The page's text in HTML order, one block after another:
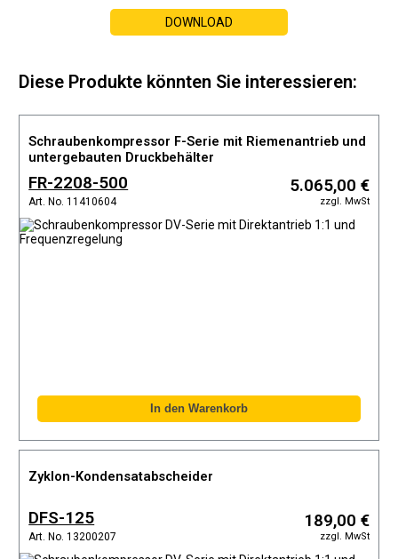
DOWNLOAD
Diese Produkte könnten Sie interessieren:
Schraubenkompressor F-Serie mit Riemenantrieb und
untergebauten Druckbehälter
FR-2208-500
Art. No. 11410604
5.065,00 €
zzgl. MwSt
Zyklon-Kondensatabscheider
DFS-125
Art. No. 13200207
189,00 €
zzgl. MwSt